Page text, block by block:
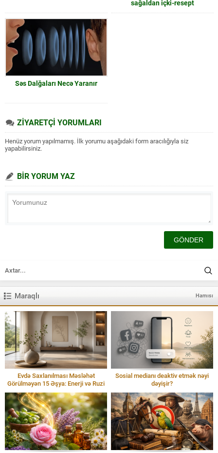
sağaldan içki-resept
Səs Dalğaları Necə Yaranır
ZİYARETÇİ YORUMLARI
Henüz yorum yapılmamış. İlk yorumu aşağıdaki form aracılığıyla siz
yapabilirsiniz.
BİR YORUM YAZ
Maraqlı Hamısı
Evdə Saxlanılması Məsləhət
Görülməyən 15 Əşya: Enerji və Ruzi
Sosial medianı deaktiv etmək nəyi
dəyişir?